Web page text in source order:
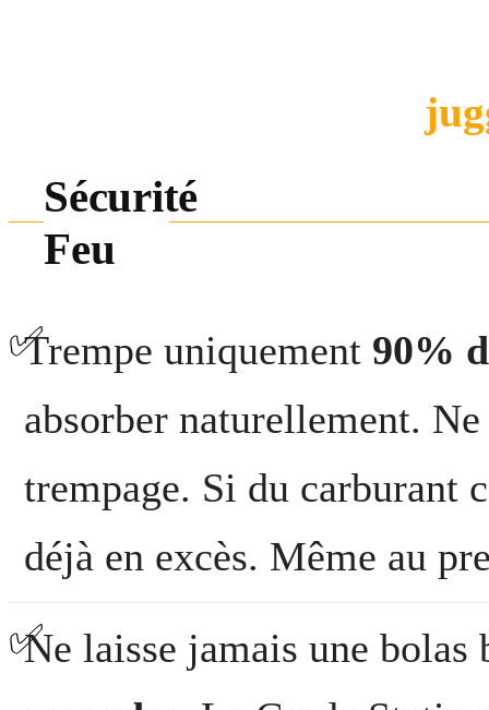
Sécurité
Feu
✅
Trempe uniquement 90%
absorber naturellement.
trempage. Si du carburant
déjà en excès. Même au
✅
Ne laisse jamais une